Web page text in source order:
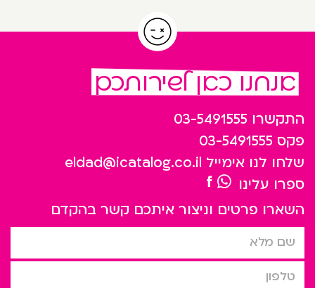
אנחנו כאן לשירותכם
התקשרו 03-5491555
פקס 03-5491555
שלחו לנו אימייל eldad@icatalog.co.il
ספרו עלינו
השארו פרטים וניצור איתכם קשר בהקדם
שם מלא
טלפון